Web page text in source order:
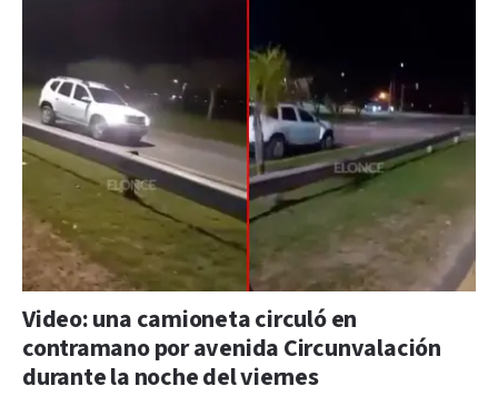
Video: una camioneta circuló en
contramano por avenida Circunvalación
durante la noche del viernes